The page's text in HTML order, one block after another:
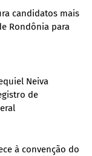
candidatos mais
Rondônia para
Neiva
de
à convenção do